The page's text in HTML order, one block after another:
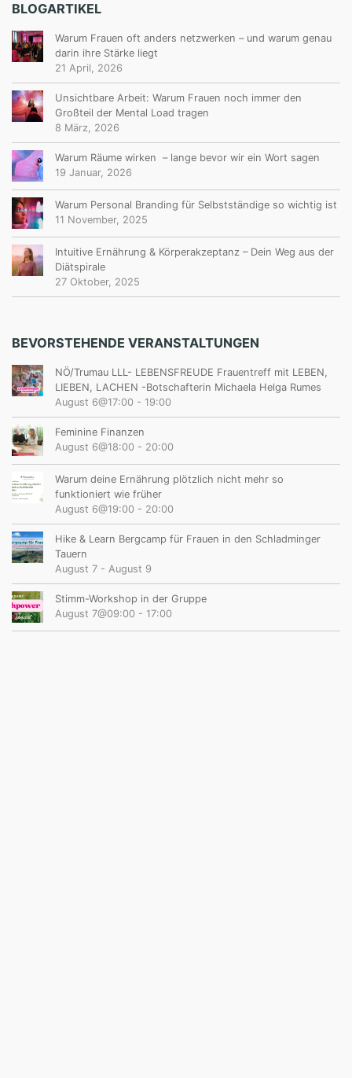
BLOGARTIKEL
Warum Frauen oft anders netzwerken – und warum genau
darin ihre Stärke liegt
21 April, 2026
Unsichtbare Arbeit: Warum Frauen noch immer den
Großteil der Mental Load tragen
8 März, 2026
Warum Räume wirken – lange bevor wir ein Wort sagen
19 Januar, 2026
Warum Personal Branding für Selbstständige so wichtig ist
11 November, 2025
Intuitive Ernährung & Körperakzeptanz – Dein Weg aus der
Diätspirale
27 Oktober, 2025
BEVORSTEHENDE VERANSTALTUNGEN
NÖ/Trumau LLL- LEBENSFREUDE Frauentreff mit LEBEN,
LIEBEN, LACHEN -Botschafterin Michaela Helga Rumes
August 6@17:00 - 19:00
Feminine Finanzen
August 6@18:00 - 20:00
Warum deine Ernährung plötzlich nicht mehr so
funktioniert wie früher
August 6@19:00 - 20:00
Hike & Learn Bergcamp für Frauen in den Schladminger
Tauern
August 7 - August 9
Stimm-Workshop in der Gruppe
August 7@09:00 - 17:00